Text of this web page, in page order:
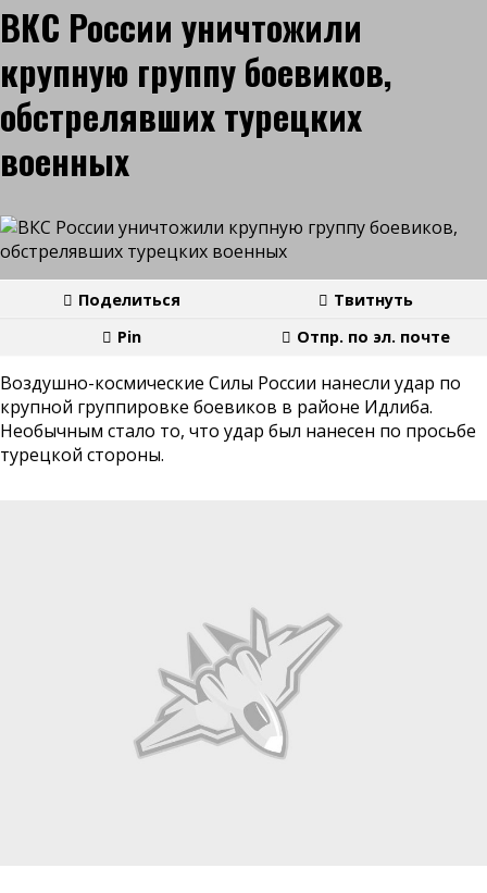
ВКС России уничтожили
крупную группу боевиков,
обстрелявших турецких
военных
Поделиться
Твитнуть
Pin
Отпр. по эл. почте
Воздушно-космические Силы России нанесли удар по
крупной группировке боевиков в районе Идлиба.
Необычным стало то, что удар был нанесен по просьбе
турецкой стороны.